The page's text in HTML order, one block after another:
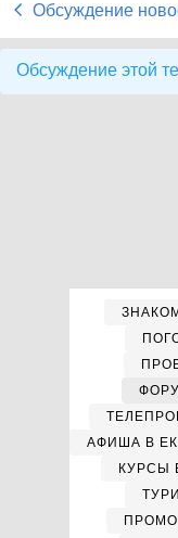
Обсуждение
Обсуждение этой
АФИША В
КУРСЫ